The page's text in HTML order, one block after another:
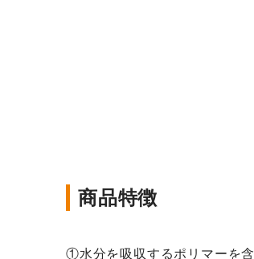
商品特徴
①水分を吸収するポリマーを